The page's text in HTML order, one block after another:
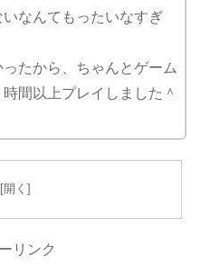
なんてもったいなすぎ
たから、ちゃんとゲーム
間以上プレイしました＾
リンク